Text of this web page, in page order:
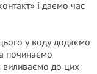
і даємо час
у воду додаємо
починаємо
виливаємо до цих